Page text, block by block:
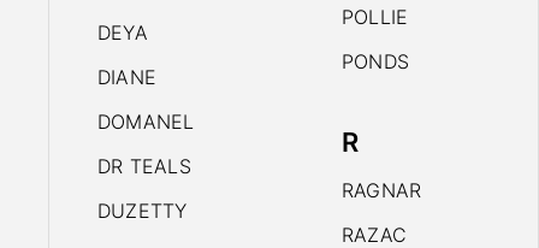
DEYA
DIANE
DOMANEL
DR TEALS
DUZETTY
POLLIE
PONDS
R
RAGNAR
RAZAC